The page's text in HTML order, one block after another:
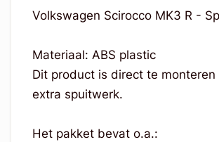
Volkswagen Scirocco MK3 R -
Materiaal: ABS plastic
Dit product is direct te monteren
extra spuitwerk.
Het pakket bevat o.a.: